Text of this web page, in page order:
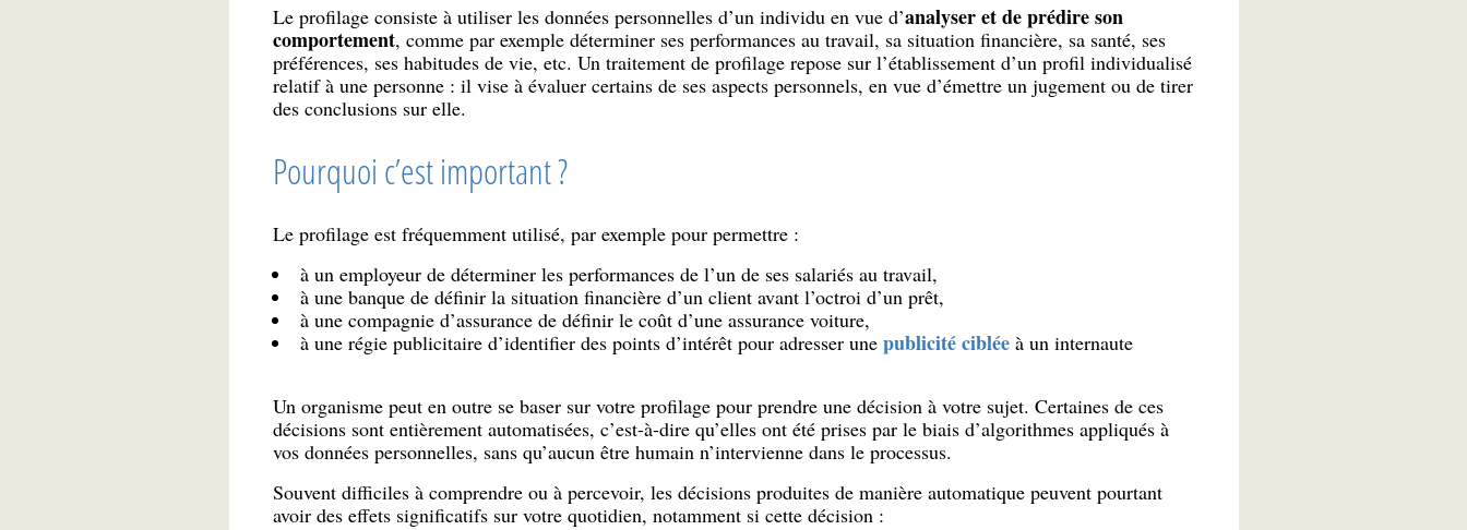
Le profilage consiste à utiliser les données personnelles d’un individu en vue d’analyser et de prédire son
comportement, comme par exemple déterminer ses performances au travail, sa situation financière, sa santé, ses
préférences, ses habitudes de vie, etc. Un traitement de profilage repose sur l’établissement d’un profil individualisé
relatif à une personne : il vise à évaluer certains de ses aspects personnels, en vue d’émettre un jugement ou de tirer
des conclusions sur elle.
Pourquoi c’est important ?
Le profilage est fréquemment utilisé, par exemple pour permettre :
à un employeur de déterminer les performances de l’un de ses salariés au travail,
à une banque de définir la situation financière d’un client avant l’octroi d’un prêt,
à une compagnie d’assurance de définir le coût d’une assurance voiture,
à une régie publicitaire d’identifier des points d’intérêt pour adresser une publicité cibléeà un internaute
Un organisme peut en outre se baser sur votre profilage pour prendre une décision à votre sujet. Certaines de ces
décisions sont entièrement automatisées, c’est-à-dire qu’elles ont été prises par le biais d’algorithmes appliqués à
vos données personnelles, sans qu’aucun être humain n’intervienne dans le processus.
Souvent difficiles à comprendre ou à percevoir, les décisions produites de manière automatique peuvent pourtant
avoir des effets significatifs sur votre quotidien, notamment si cette décision :